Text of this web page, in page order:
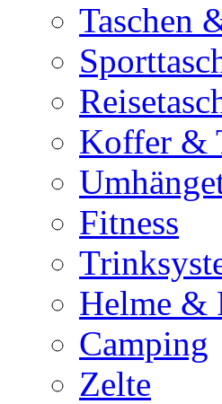
Taschen
Koffer &
Fitness
Helme &
Camping
Zelte